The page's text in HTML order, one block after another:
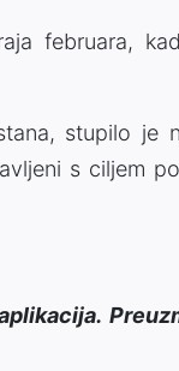
februara,
stupilo je
s ciljem